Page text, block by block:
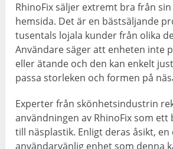
RhinoFix säljer extremt bra från
hemsida. Det är en bästsäljande
tusentals lojala kunder från olika
Användare säger att enheten inte
eller ätande och den kan enkelt
passa storleken och formen på
Experter från skönhetsindustrin
användningen av RhinoFix som
till näsplastik. Enligt deras åsikt,
användarvänlig enhet som denna